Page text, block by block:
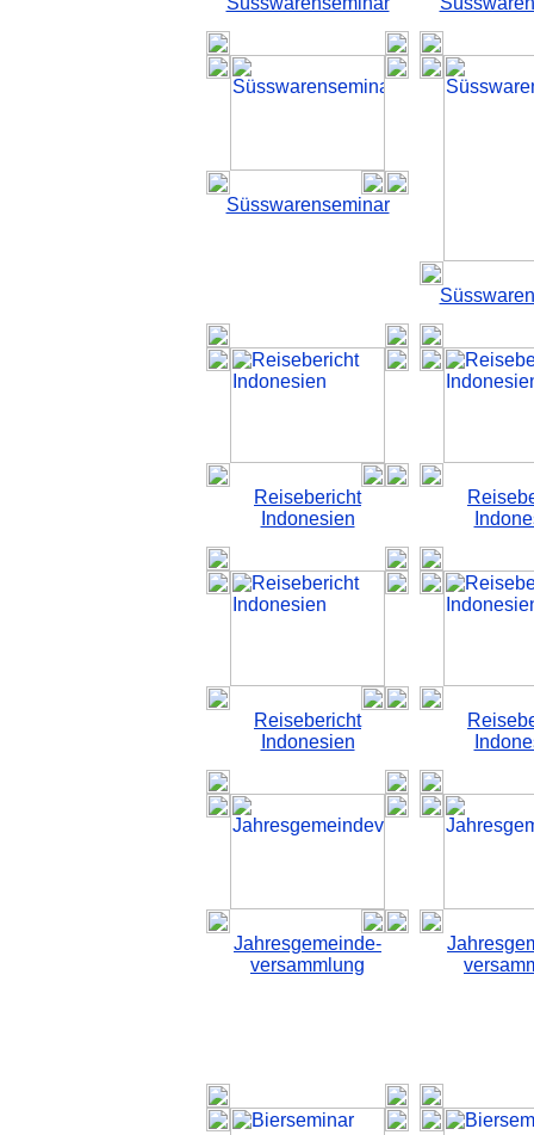
Süsswarenseminar
Reisebericht
Indonesien
Reisebericht
Indonesien
Jahresgemeinde-
versammlung